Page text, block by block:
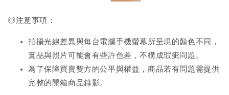
◎注意事項：
拍攝光線差異與每台電腦手機螢幕所呈現的顏色不同，
實品與照片可能會有些許色差，不構成瑕疵問題。
為了保障買賣雙方的公平與權益，商品若有問題需提供
完整的開箱商品錄影。